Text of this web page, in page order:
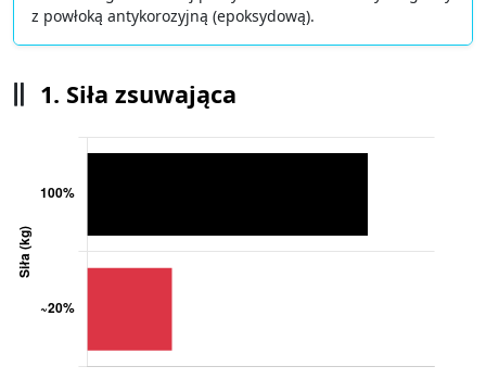
z powłoką antykorozyjną (epoksydową).
1. Siła zsuwająca